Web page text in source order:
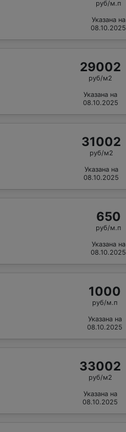
руб/м.п
Указана на
08.10.2025
29002
руб/м2
Указана на
08.10.2025
31002
руб/м2
Указана на
08.10.2025
650
руб/м.п
Указана на
08.10.2025
1000
руб/м.п
Указана на
08.10.2025
33002
руб/м2
Указана на
08.10.2025